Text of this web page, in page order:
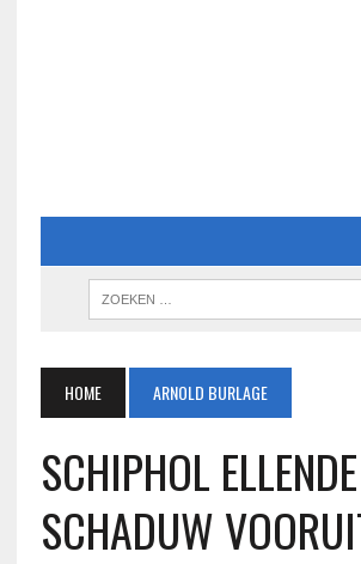
HOME ARNOLD BURLAGE
SCHIPHOL
SCHADUW